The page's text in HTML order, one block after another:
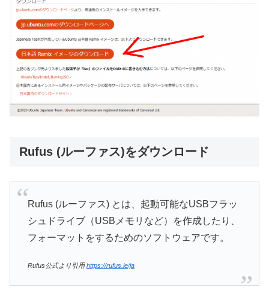
Rufus (ルーファス)をダウンロード
Rufus (ルーファス) とは、起動可能なUSBフラッ
シュドライブ（USBメモリなど）を作成したり、
フォーマットをするためのソフトウェアです。
Rufus公式より引用https://rufus.ie/ja